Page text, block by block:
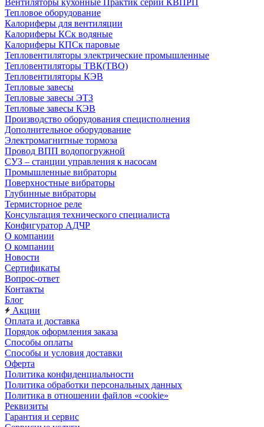
Вентиляторы кухонные Практик серии КВПРП
Тепловое оборудование
Калориферы для вентиляции
Калориферы КСк водяные
Калориферы КПСк паровые
Тепловентиляторы электрические промышленные
Тепловентиляторы ТВК(ТВО)
Тепловентиляторы КЭВ
Тепловые завесы
Тепловые завесы ЭТЗ
Тепловые завесы КЭВ
Производство оборудования специсполнения
Дополнительное оборудование
Электромагнитные тормоза
Провод ВПП водопогружной
СУЗ – станции управления к насосам
Промышленные вибраторы
Поверхностные вибраторы
Глубинные вибраторы
Термисторное реле
Консультация технического специалиста
Конфигуратор АДЧР
О компании
О компании
Новости
Сертификаты
Вопрос-ответ
Контакты
Блог
Акции
Оплата и доставка
Порядок оформления заказа
Способы оплаты
Способы и условия доставки
Оферта
Политика конфиденциальности
Политика обработки персональных данных
Политика в отношении файлов «cookie»
Реквизиты
Гарантия и сервис